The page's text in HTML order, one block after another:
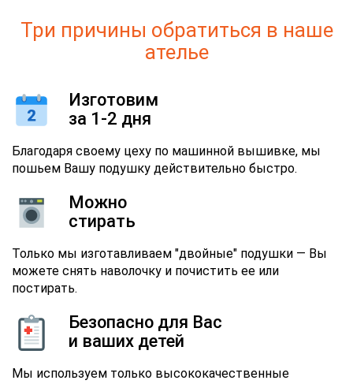
Три причины обратиться в наше
ателье
Изготовим
за 1-2 дня
Благодаря своему цеху по машинной вышивке, мы
пошьем Вашу подушку действительно быстро.
Можно
стирать
Только мы изготавливаем "двойные" подушки — Вы
можете снять наволочку и почистить ее или
постирать.
Безопасно для Вас
и ваших детей
Мы используем только высококачественные